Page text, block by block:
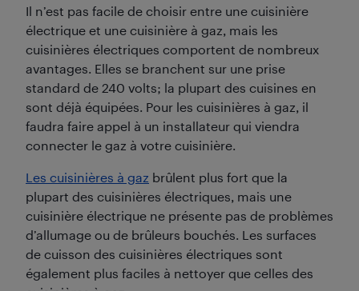
Il n’est pas facile de choisir entre une cuisinière
électrique et une cuisinière à gaz, mais les
cuisinières électriques comportent de nombreux
avantages. Elles se branchent sur une prise
standard de 240 volts; la plupart des cuisines en
sont déjà équipées. Pour les cuisinières à gaz, il
faudra faire appel à un installateur qui viendra
connecter le gaz à votre cuisinière.
Les cuisinières à gaz brûlent plus fort que la
plupart des cuisinières électriques, mais une
cuisinière électrique ne présente pas de problèmes
d’allumage ou de brûleurs bouchés. Les surfaces
de cuisson des cuisinières électriques sont
également plus faciles à nettoyer que celles des